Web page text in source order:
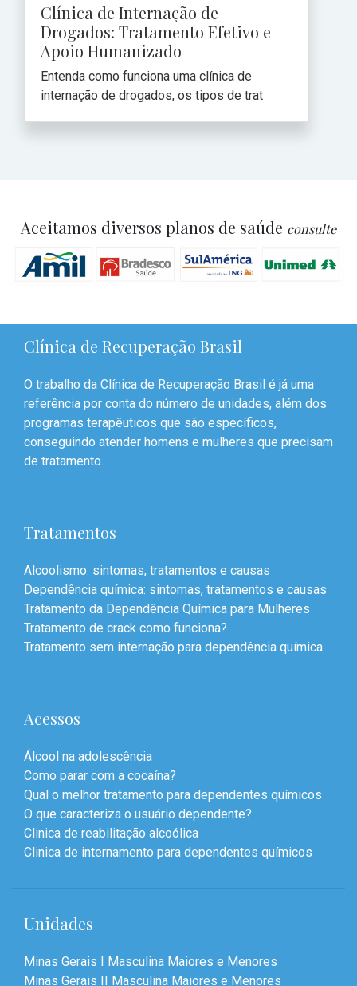
Clínica de Internação de
Drogados: Tratamento Efetivo e
Apoio Humanizado
Entenda como funciona uma clínica de
internação de drogados, os tipos de trat
Aceitamos diversos planos de saúde consulte
Clínica de Recuperação Brasil
O trabalho da Clínica de Recuperação Brasil é já uma
referência por conta do número de unidades, além dos
programas terapêuticos que são específicos,
conseguindo atender homens e mulheres que precisam
de tratamento.
Tratamentos
Alcoolismo: sintomas, tratamentos e causas
Dependência química: sintomas, tratamentos e causas
Tratamento da Dependência Química para Mulheres
Tratamento de crack como funciona?
Tratamento sem internação para dependência química
Acessos
Álcool na adolescência
Como parar com a cocaína?
Qual o melhor tratamento para dependentes químicos
O que caracteriza o usuário dependente?
Clinica de reabilitação alcoólica
Clinica de internamento para dependentes químicos
Unidades
Minas Gerais I Masculina Maiores e Menores
Minas Gerais II Masculina Maiores e Menores